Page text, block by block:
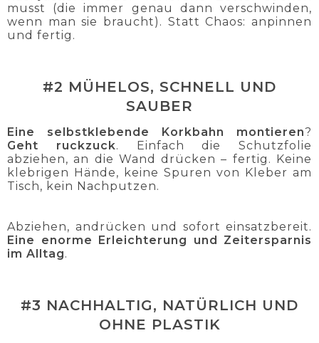
musst (die immer genau dann verschwinden,
wenn man sie braucht). Statt Chaos: anpinnen
und fertig.
#2 MÜHELOS, SCHNELL UND
SAUBER
Eine selbstklebende Korkbahn montieren?
Geht ruckzuck. Einfach die Schutzfolie
abziehen, an die Wand drücken – fertig. Keine
klebrigen Hände, keine Spuren von Kleber am
Tisch, kein Nachputzen.
Abziehen, andrücken und sofort einsatzbereit.
Eine enorme Erleichterung und Zeitersparnis
im Alltag.
#3 NACHHALTIG, NATÜRLICH UND
OHNE PLASTIK